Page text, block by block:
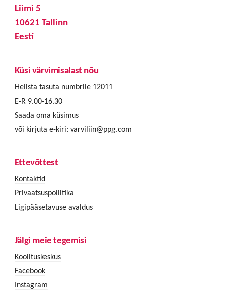
Liimi 5
10621 Tallinn
Eesti
Küsi värvimisalast nõu
Helista tasuta numbrile 12011
E-R 9.00-16.30
Saada oma küsimus
või kirjuta e-kiri: varviliin@ppg.com
Ettevõttest
Kontaktid
Privaatsuspoliitika
Ligipääsetavuse avaldus
Jälgi meie tegemisi
Koolituskeskus
Facebook
Instagram